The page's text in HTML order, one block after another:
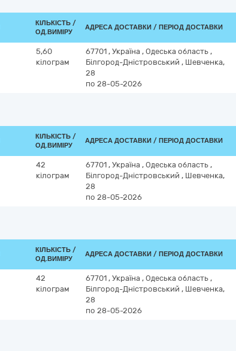
КІЛЬКІСТЬ /
ОД.ВИМІРУ
АДРЕСА ДОСТАВКИ / ПЕРІОД ДОСТАВКИ
5,60
кілограм
67701 , Україна , Одеська область ,
Білгород-Дністровський , Шевченка,
28
по 28-05-2026
КІЛЬКІСТЬ /
ОД.ВИМІРУ
АДРЕСА ДОСТАВКИ / ПЕРІОД ДОСТАВКИ
42
кілограм
67701 , Україна , Одеська область ,
Білгород-Дністровський , Шевченка,
28
по 28-05-2026
КІЛЬКІСТЬ /
ОД.ВИМІРУ
АДРЕСА ДОСТАВКИ / ПЕРІОД ДОСТАВКИ
42
кілограм
67701 , Україна , Одеська область ,
Білгород-Дністровський , Шевченка,
28
по 28-05-2026